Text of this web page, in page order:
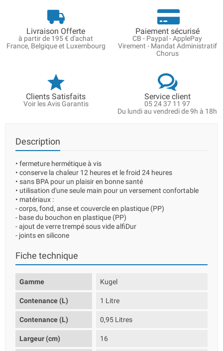
Livraison Offerte
à partir de 195 € d'achat
France, Belgique et Luxembourg
Paiement sécurisé
CB - Paypal - ApplePay
Virement - Mandat Administratif
Chorus
Clients Satisfaits
Voir les Avis Garantis
Service client
05 24 37 11 97
Du lundi au vendredi de 9h à 18h
Description
• fermeture hermétique à vis
• conserve la chaleur 12 heures et le froid 24 heures
• sans BPA pour un plaisir en bonne santé
• utilisation d'une seule main pour un versement confortable
• matériaux :
- corps, fond, anse et couvercle en plastique (PP)
- base du bouchon en plastique (PP)
- ajout de verre trempé sous vide alfiDur
- joints en silicone
Fiche technique
Gamme Kugel
Contenance (L) 1 Litre
Contenance (L) 0,95 Litres
Largeur (cm) 16